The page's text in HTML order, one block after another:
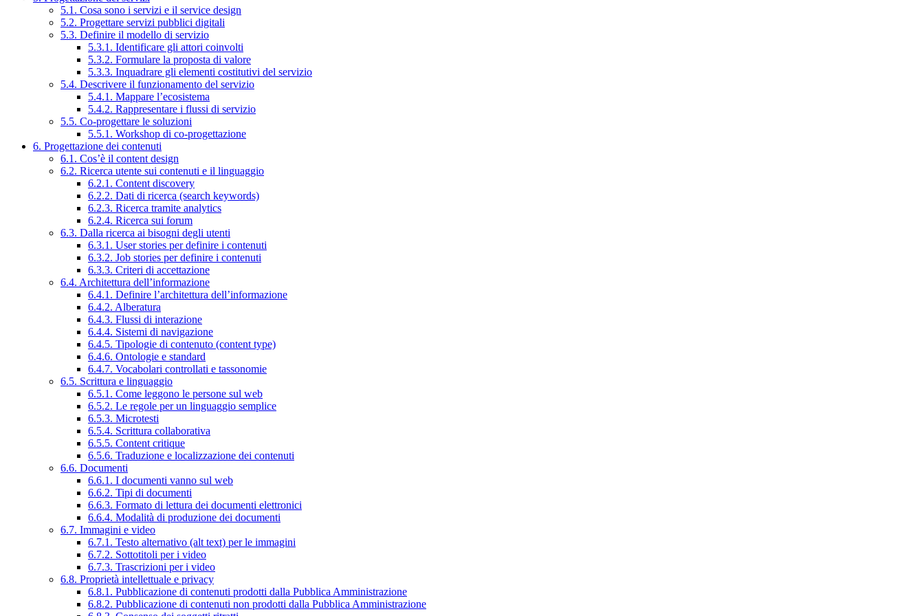
5.1. Cosa sono i servizi e il service design
5.2. Progettare servizi pubblici digitali
5.3. Definire il modello di servizio
5.3.1. Identificare gli attori coinvolti
5.3.2. Formulare la proposta di valore
5.3.3. Inquadrare gli elementi costitutivi del servizio
5.4. Descrivere il funzionamento del servizio
5.4.1. Mappare l’ecosistema
5.4.2. Rappresentare i flussi di servizio
5.5. Co-progettare le soluzioni
5.5.1. Workshop di co-progettazione
6. Progettazione dei contenuti
6.1. Cos’è il content design
6.2. Ricerca utente sui contenuti e il linguaggio
6.2.1. Content discovery
6.2.2. Dati di ricerca (search keywords)
6.2.3. Ricerca tramite analytics
6.2.4. Ricerca sui forum
6.3. Dalla ricerca ai bisogni degli utenti
6.3.1. User stories per definire i contenuti
6.3.2. Job stories per definire i contenuti
6.3.3. Criteri di accettazione
6.4. Architettura dell’informazione
6.4.1. Definire l’architettura dell’informazione
6.4.2. Alberatura
6.4.3. Flussi di interazione
6.4.4. Sistemi di navigazione
6.4.5. Tipologie di contenuto (content type)
6.4.6. Ontologie e standard
6.4.7. Vocabolari controllati e tassonomie
6.5. Scrittura e linguaggio
6.5.1. Come leggono le persone sul web
6.5.2. Le regole per un linguaggio semplice
6.5.3. Microtesti
6.5.4. Scrittura collaborativa
6.5.5. Content critique
6.5.6. Traduzione e localizzazione dei contenuti
6.6. Documenti
6.6.1. I documenti vanno sul web
6.6.2. Tipi di documenti
6.6.3. Formato di lettura dei documenti elettronici
6.6.4. Modalità di produzione dei documenti
6.7. Immagini e video
6.7.1. Testo alternativo (alt text) per le immagini
6.7.2. Sottotitoli per i video
6.7.3. Trascrizioni per i video
6.8. Proprietà intellettuale e privacy
6.8.1. Pubblicazione di contenuti prodotti dalla Pubblica Amministrazione
6.8.2. Pubblicazione di contenuti non prodotti dalla Pubblica Amministrazione